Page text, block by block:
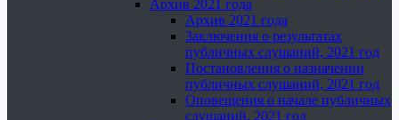
Архив 2021 года
Архив 2021 года
Заключения о результатах
публичных слушаний, 2021 год
Постановления о назначении
публичных слушаний, 2021 год
Оповещения о начале публичных
слушаний, 2021 год